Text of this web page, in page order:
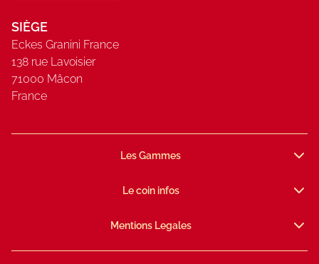
SIÈGE
Eckes Granini France
138 rue Lavoisier
71000 Mâcon
France
Les Gammes
Le coin infos
Mentions Legales